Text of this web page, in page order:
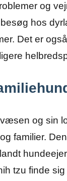
og
hos
Det er
og sin
familier.
tzu finde